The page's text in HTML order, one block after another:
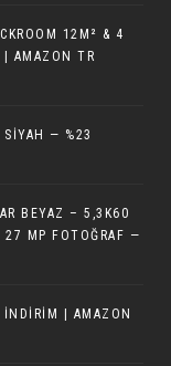
12M² & 4
AMAZON TR
SIYAH — %23
BEYAZ – 5,3K60
27 MP FOTOĞRAF —
| AMAZON